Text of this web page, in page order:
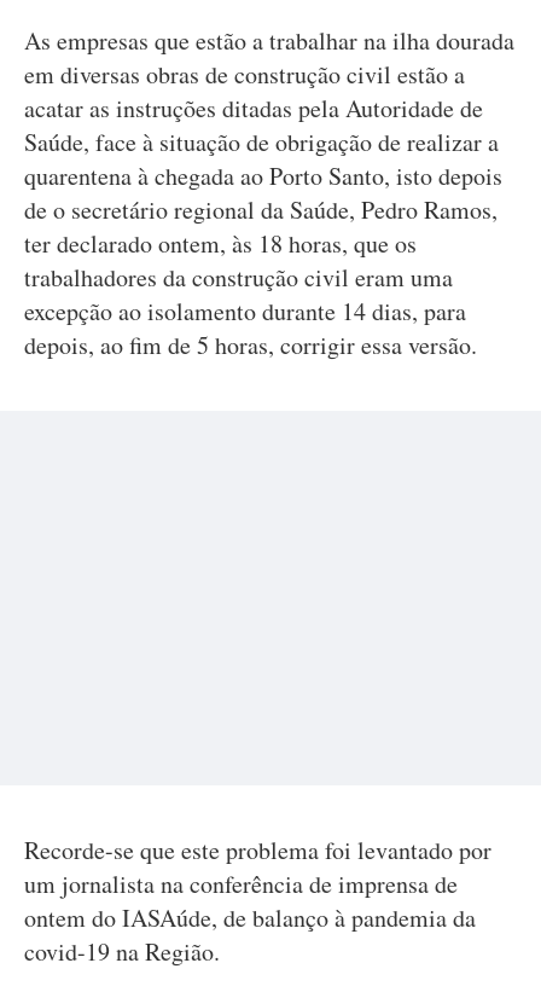
As empresas que estão a trabalhar na ilha dourada
em diversas obras de construção civil estão a
acatar as instruções ditadas pela Autoridade de
Saúde, face à situação de obrigação de realizar a
quarentena à chegada ao Porto Santo, isto depois
de o secretário regional da Saúde, Pedro Ramos,
ter declarado ontem, às 18 horas, que os
trabalhadores da construção civil eram uma
excepção ao isolamento durante 14 dias, para
depois, ao fim de 5 horas, corrigir essa versão.
Recorde-se que este problema foi levantado por
um jornalista na conferência de imprensa de
ontem do IASAúde, de balanço à pandemia da
covid-19 na Região.